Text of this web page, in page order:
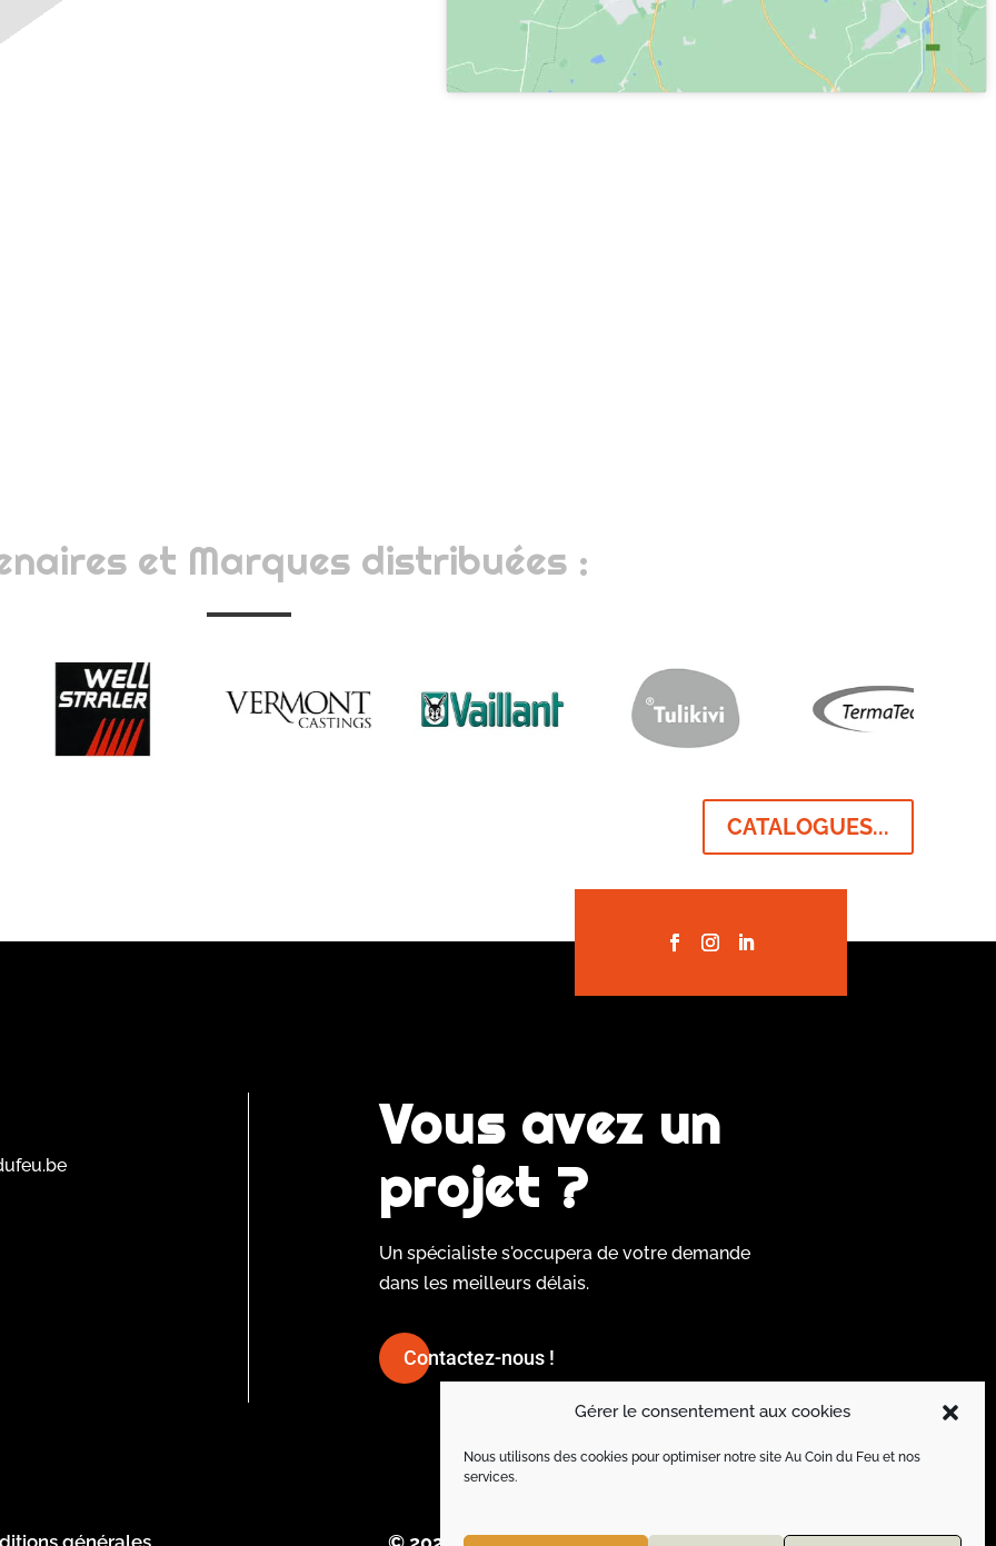
Gérer le consentement aux cookies
Nous utilisons des cookies pour optimiser notre site Au Coin du Feu et nos
services.
et Marques distribuées :
CATALOGUES...
Vous avez un
projet ?
Un spécialiste s'occupera de votre demande
dans les meilleurs délais.
Contactez-nous !
générales